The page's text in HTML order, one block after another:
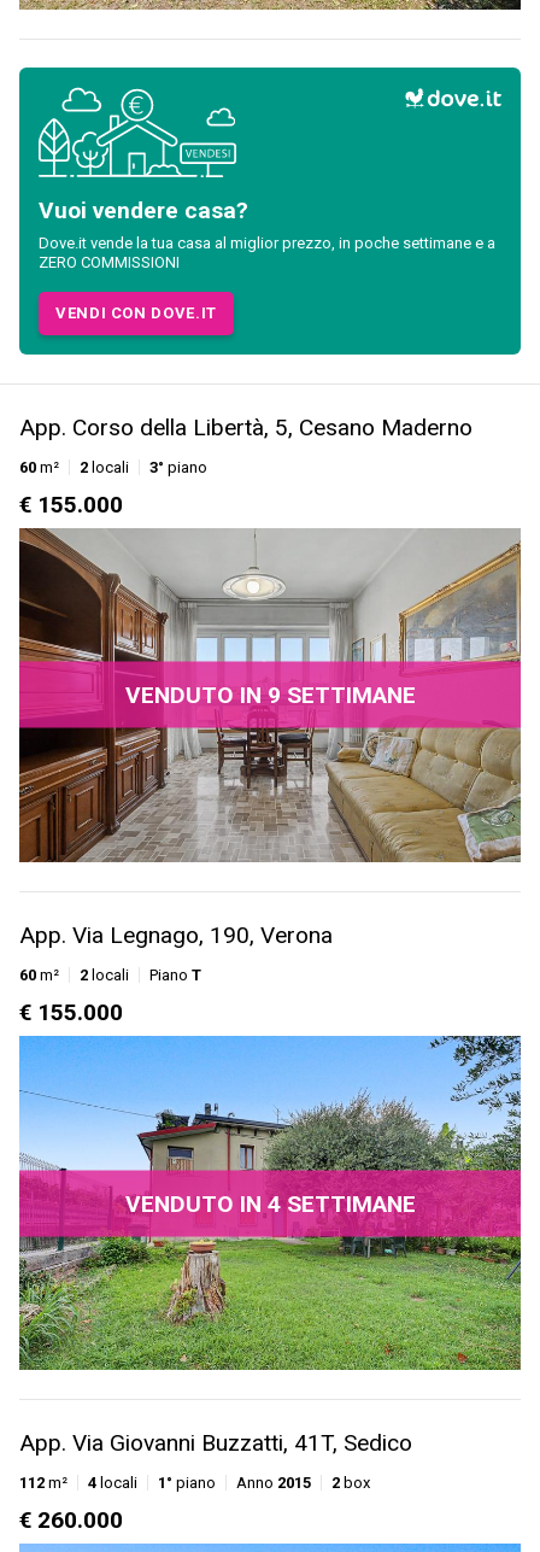
Vuoi vendere casa?
Dove.it vende la tua casa al miglior prezzo, in poche settimane e a
ZERO COMMISSIONI
VENDI CON DOVE.IT
App. Corso della Libertà, 5, Cesano Maderno
60 m² 2 locali 3° piano
€ 155.000
VENDUTO IN 9 SETTIMANE
App. Via Legnago, 190, Verona
60 m² 2 locali Piano T
€ 155.000
VENDUTO IN 4 SETTIMANE
App. Via Giovanni Buzzatti, 41T, Sedico
112 m² 4 locali 1° piano Anno 2015 2 box
€ 260.000